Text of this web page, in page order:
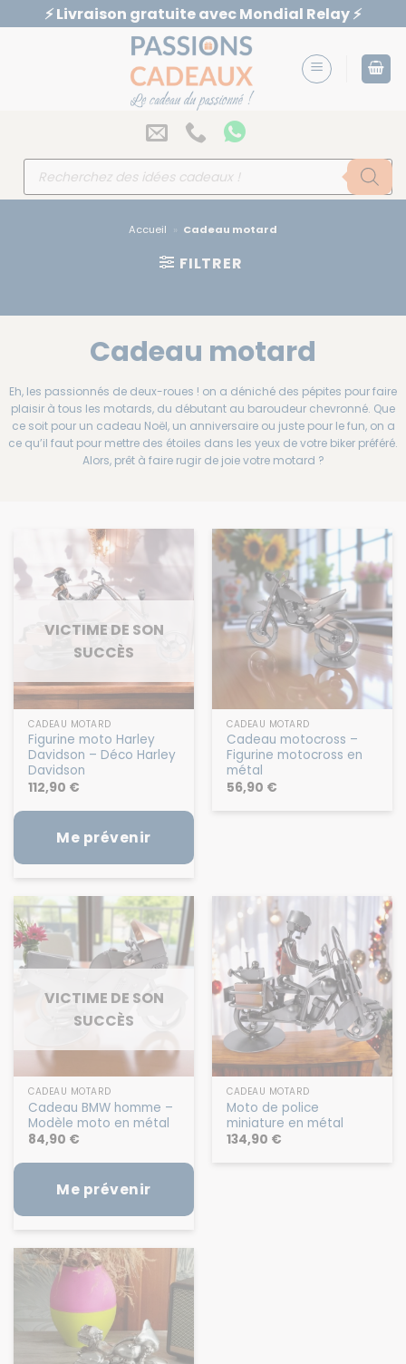
Passer
au
⚡️ Livraison gratuite avec Mondial Relay ⚡️
Recherche
Accueil » Cadeau motard
FILTRER
Cadeau motard
Eh, les passionnés de deux-roues ! on a déniché des pépites pour faire
plaisir à tous les motards, du débutant au baroudeur chevronné. Que
ce soit pour un cadeau Noël, un anniversaire ou juste pour le fun, on a
ce qu’il faut pour mettre des étoiles dans les yeux de votre biker préféré.
Alors, prêt à faire rugir de joie votre motard ?
VICTIME DE SON
SUCCÈS
CADEAU MOTARD
Figurine moto Harley
Davidson – Déco Harley
Davidson
112,90 €
Me prévenir
CADEAU MOTARD
Cadeau motocross –
Figurine motocross en
métal
56,90 €
VICTIME DE SON
SUCCÈS
CADEAU MOTARD
Cadeau BMW homme –
Modèle moto en métal
84,90 €
Me prévenir
CADEAU MOTARD
Moto de police
miniature en métal
134,90 €